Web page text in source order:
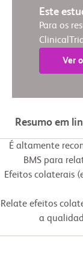
Este
Para os
Ver
Resumo em
É altamente
BMS para
Efeitos colaterais
Relate efeitos
a